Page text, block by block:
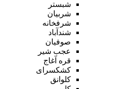
شبستر
شربیان
شرفخانه
شندآباد
صوفیان
عجب شیر
قره آغاج
کشکسرای
کلوانق